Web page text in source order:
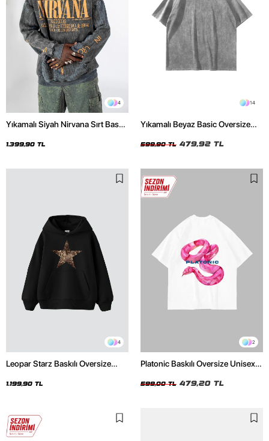
4
Yıkamalı Siyah Nirvana Sırt Baskılı
1.399,90 TL
14
Yıkamalı Beyaz Basic Oversize
599,90 TL 479,92 TL
4
Leopar Starz Baskılı Oversize
1.199,90 TL
2
Platonic Baskılı Oversize Unisex
599,00 TL 479,20 TL